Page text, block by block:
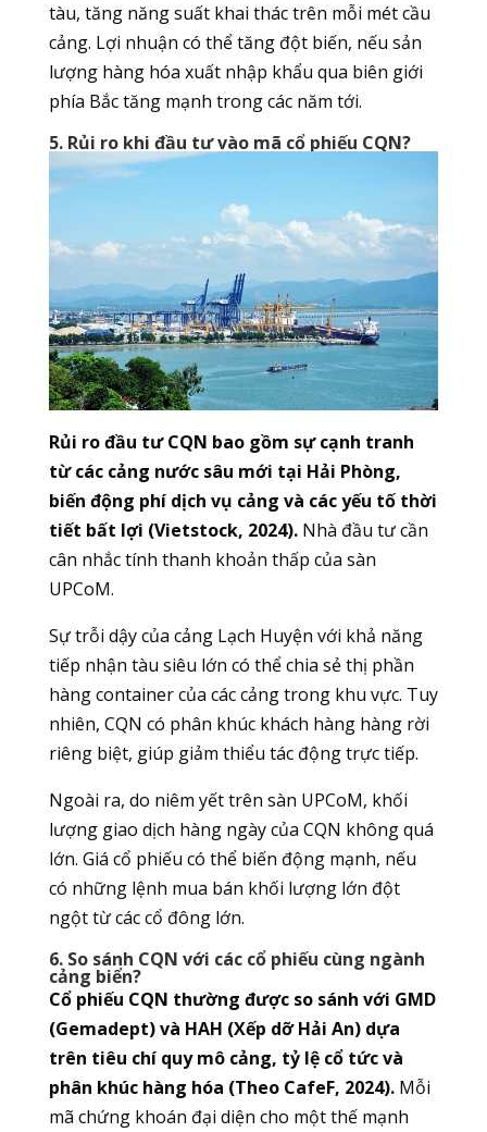
tàu, tăng năng suất khai thác trên mỗi mét cầu
cảng. Lợi nhuận có thể tăng đột biến, nếu sản
lượng hàng hóa xuất nhập khẩu qua biên giới
phía Bắc tăng mạnh trong các năm tới.
5. Rủi ro khi đầu tư vào mã cổ phiếu CQN?
Rủi ro đầu tư CQN bao gồm sự cạnh tranh
từ các cảng nước sâu mới tại Hải Phòng,
biến động phí dịch vụ cảng và các yếu tố thời
tiết bất lợi (Vietstock, 2024).Nhà đầu tư cần
cân nhắc tính thanh khoản thấp của sàn
UPCoM.
Sự trỗi dậy của cảng Lạch Huyện với khả năng
tiếp nhận tàu siêu lớn có thể chia sẻ thị phần
hàng container của các cảng trong khu vực. Tuy
nhiên, CQN có phân khúc khách hàng hàng rời
riêng biệt, giúp giảm thiểu tác động trực tiếp.
Ngoài ra, do niêm yết trên sàn UPCoM, khối
lượng giao dịch hàng ngày của CQN không quá
lớn. Giá cổ phiếu có thể biến động mạnh, nếu
có những lệnh mua bán khối lượng lớn đột
ngột từ các cổ đông lớn.
6. So sánh CQN với các cổ phiếu cùng ngành
cảng biển?
Cổ phiếu CQN thường được so sánh với GMD
(Gemadept) và HAH (Xếp dỡ Hải An) dựa
trên tiêu chí quy mô cảng, tỷ lệ cổ tức và
phân khúc hàng hóa (Theo CafeF, 2024).Mỗi
mã chứng khoán đại diện cho một thế mạnh